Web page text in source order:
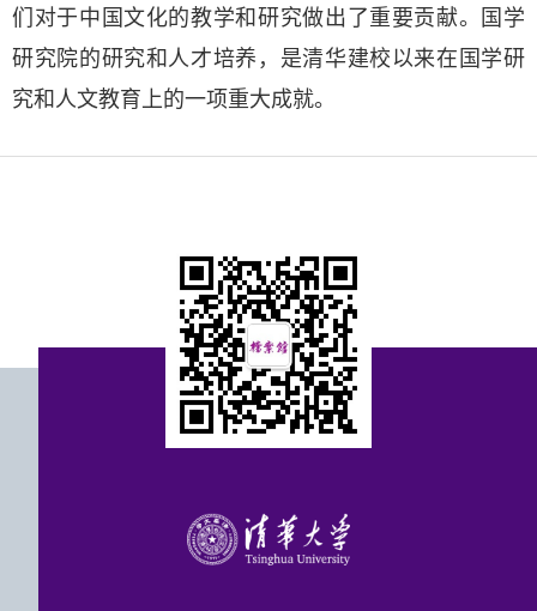
们对于中国文化的教学和研究做出了重要贡献。国学
研究院的研究和人才培养，是清华建校以来在国学研
究和人文教育上的一项重大成就。